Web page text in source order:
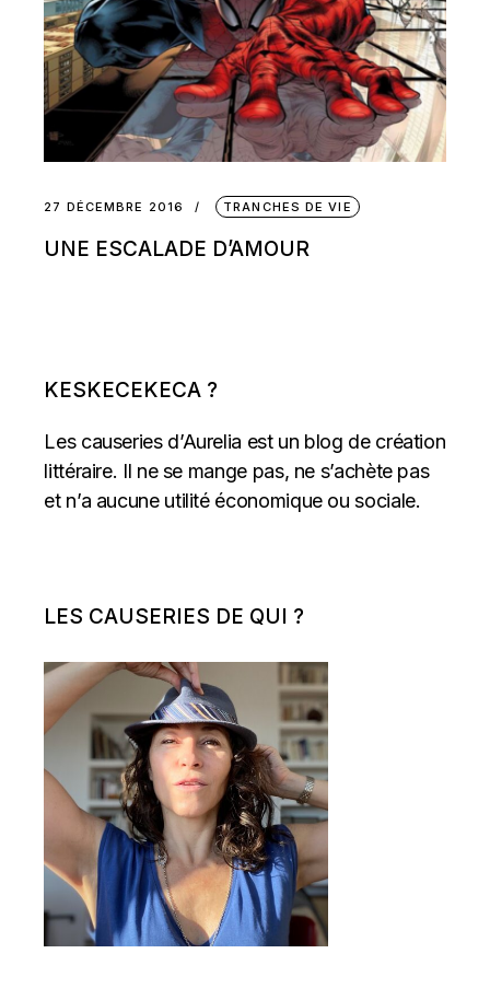
27 DÉCEMBRE 2016 TRANCHES DE VIE
UNE ESCALADE D’AMOUR
KESKECEKECA ?
Les causeries d’Aurelia est un blog de création
littéraire. Il ne se mange pas, ne s’achète pas
et n’a aucune utilité économique ou sociale.
LES CAUSERIES DE QUI ?